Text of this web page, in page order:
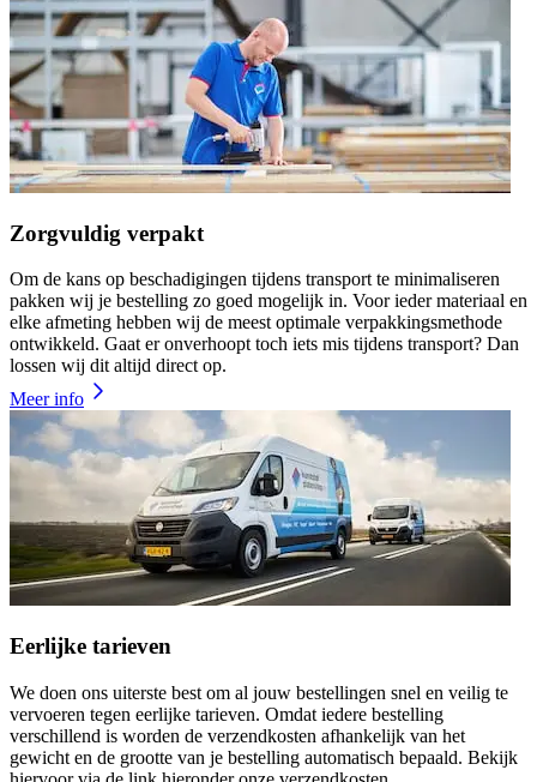
Zorgvuldig verpakt
Om de kans op beschadigingen tijdens transport te minimaliseren
pakken wij je bestelling zo goed mogelijk in. Voor ieder materiaal en
elke afmeting hebben wij de meest optimale verpakkingsmethode
ontwikkeld. Gaat er onverhoopt toch iets mis tijdens transport? Dan
lossen wij dit altijd direct op.
Meer info
Eerlijke tarieven
We doen ons uiterste best om al jouw bestellingen snel en veilig te
vervoeren tegen eerlijke tarieven. Omdat iedere bestelling
verschillend is worden de verzendkosten afhankelijk van het
gewicht en de grootte van je bestelling automatisch bepaald. Bekijk